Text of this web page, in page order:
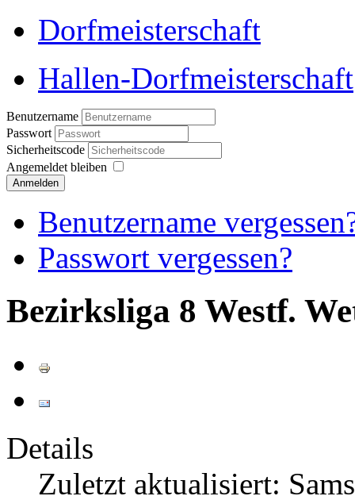
Dorfmeisterschaft
Hallen-Dorfmeisterschaft
Benutzername
Passwort
Sicherheitscode
Angemeldet bleiben
Anmelden
Benutzername
Passwort vergessen?
Bezirksliga 8 Westf.
Details
Zuletzt aktualisiert: